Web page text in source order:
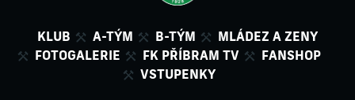
KLUB A-TÝM B-TÝM
MLÁDEZ A ZENY
FOTOGALERIE
FK PŘÍBRAM TV
FANSHOP
VSTUPENKY